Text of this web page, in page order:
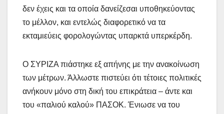
δεν έχεις και τα οποία δανείζεσαι υποθηκεύοντας
το μέλλον, και εντελώς διαφορετικό να τα
εκταμιεύεις φορολογώντας υπαρκτά υπερκέρδη.
Ο ΣΥΡΙΖΑ πιάστηκε εξ απήνης με την ανακοίνωση
των μέτρων. Άλλωστε πιστεύει ότι τέτοιες πολιτικές
ανήκουν μόνο στη δική του επικράτεια – άντε και
του «παλιού καλού» ΠΑΣΟΚ. Ένιωσε να του